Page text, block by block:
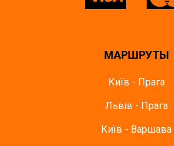
МАРШРУТЫ
Київ - Прага
Львів - Прага
Київ - Варшава